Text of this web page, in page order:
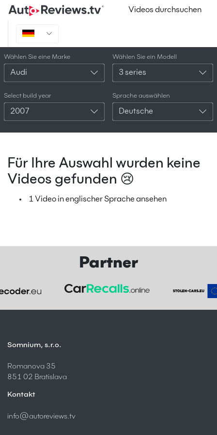
Videos durchsuchen
Wählen Sie eine Marke
Audi
Wählen Sie ein Modell
3 series
Select build year
2007
Sprache auswählen
Deutsche
Für Ihre Auswahl wurden keine
Videos gefunden 😢
1 Video in englischer Sprache ansehen
Partner
Somnium, s.r.o.
Romanova 35
851 02 Bratislava
Kontakt
info@autoreviews.tv